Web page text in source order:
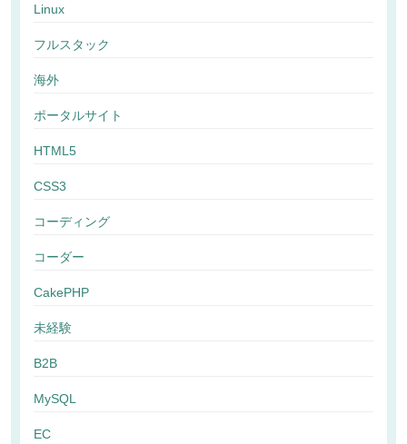
Linux
フルスタック
海外
ポータルサイト
HTML5
CSS3
コーディング
コーダー
CakePHP
未経験
B2B
MySQL
EC